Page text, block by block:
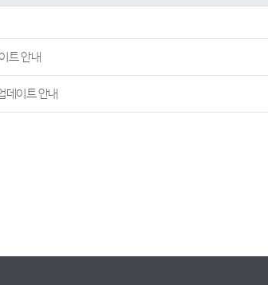
트 안내
이트 안내